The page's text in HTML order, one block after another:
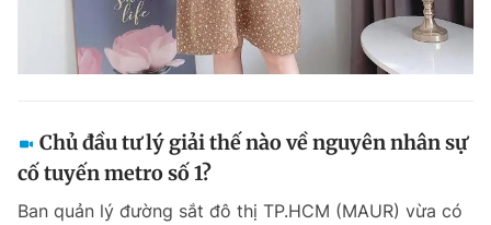
Chủ đầu tư lý giải thế nào về nguyên nhân sự
cố tuyến metro số 1?
Ban quản lý đường sắt đô thị TP.HCM (MAUR) vừa có